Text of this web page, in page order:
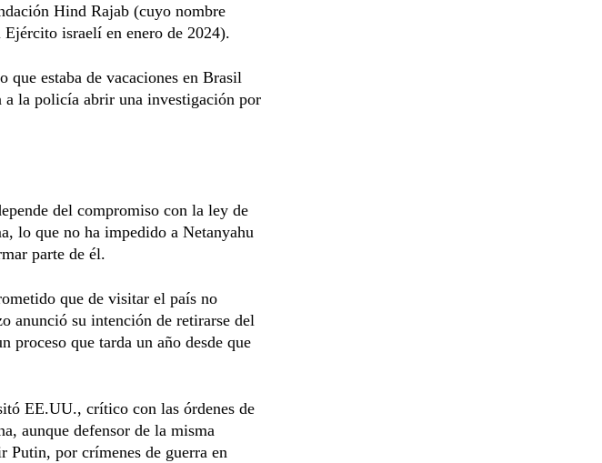
Hind Rajab (cuyo nombre
Ejército israelí en enero de 2024).
que estaba de vacaciones en Brasil
a la policía abrir una investigación por
del compromiso con la ley de
lo que no ha impedido a Netanyahu
parte de él.
que de visitar el país no
anunció su intención de retirarse del
proceso que tarda un año desde que
EE.UU., crítico con las órdenes de
aunque defensor de la misma
Putin, por crímenes de guerra en